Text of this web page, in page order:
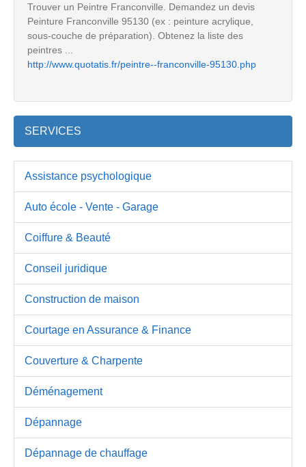
Trouver un Peintre Franconville. Demandez un devis
Peinture Franconville 95130 (ex : peinture acrylique,
sous-couche de préparation). Obtenez la liste des
peintres ...
http://www.quotatis.fr/peintre--franconville-95130.php
SERVICES
Assistance psychologique
Auto école - Vente - Garage
Coiffure & Beauté
Conseil juridique
Construction de maison
Courtage en Assurance & Finance
Couverture & Charpente
Déménagement
Dépannage
Dépannage de chauffage